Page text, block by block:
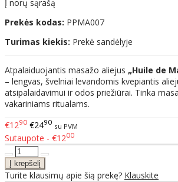
Į norų sąrašą
Prekės kodas: PPMA007
Turimas kiekis: Prekė sandėlyje
Atpalaiduojantis masažo aliejus „Huile de
– lengvas, švelniai levandomis kvepiantis
atsipalaidavimui ir odos priežiūrai. Tinka
vakariniams ritualams.
€1290 €2490 su PVM
Sutaupote - €1200
Turite klausimų apie šią prekę? Klauskite